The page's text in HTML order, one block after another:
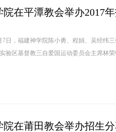
院在平潭教会举办2017
，福建神学院陈小勇、程娟、吴经纬三
验区基督教三自爱国运动委员会主席林
院在莆田教会举办招生